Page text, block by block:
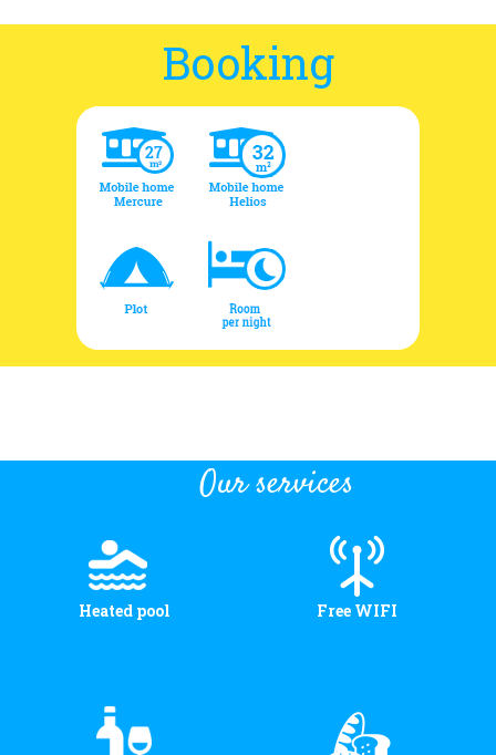
Booking
Our services
Heated pool Free WIFI